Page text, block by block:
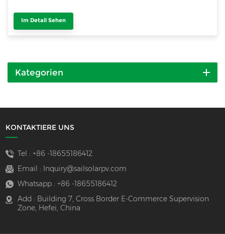
Im Detail Sehen
Kategorien
KONTAKTIERE UNS
Tel : +86 -18655186412
Email :
Inquiry@sailsolarpv.com
Whatsapp : +86 -18655186412
Add : Building 7, Cross Border E-Commerce Supervision
Zone, Hefei, China